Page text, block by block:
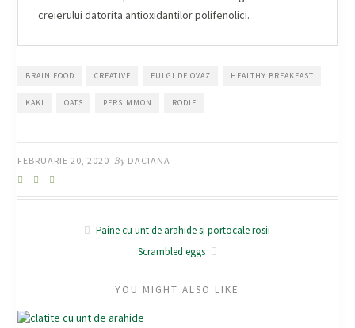
creierului datorita antioxidantilor polifenolici.
BRAIN FOOD CREATIVE FULGI DE OVAZ HEALTHY BREAKFAST
KAKI OATS PERSIMMON RODIE
FEBRUARIE 20, 2020 By DACIANA
Paine cu unt de arahide si portocale rosii
Scrambled eggs
YOU MIGHT ALSO LIKE